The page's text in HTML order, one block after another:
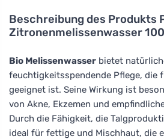
Beschreibung des Produkts
Zitronenmelissenwasser
Bio Melissenwasser bietet
feuchtigkeitsspendende Pflege, die
geeignet ist. Seine Wirkung ist
von Akne, Ekzemen und
Durch die Fähigkeit, die
ideal für fettige und Mischhaut, die